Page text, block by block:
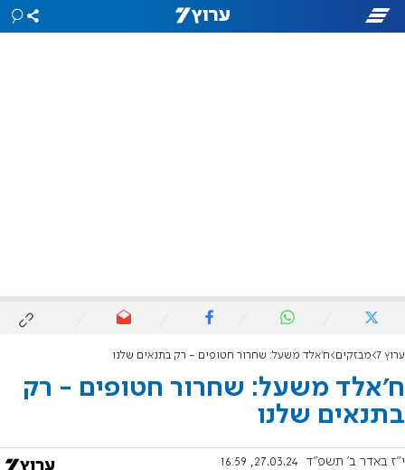
ערוץ 7 מבזקים ח’אלד משעל: שחרור חטופים - רק בתנאים שלנו
ח’אלד משעל: שחרור חטופים - רק
בתנאים שלנו
י"ז באדר ב׳ תשפ"ד 27.03.24, 16:59